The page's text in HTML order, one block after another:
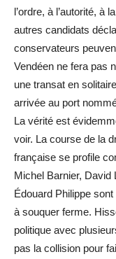
l’ordre, à l’autorité, à
autres candidats
conservateurs
Vendéen ne fera pas
une transat en
arrivée au port
La vérité est
voir. La course de la
française se profile
Michel Barnier, David
Édouard Philippe
à souquer ferme.
politique avec
pas la collision pour